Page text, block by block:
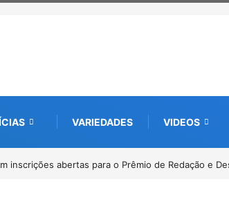
VARIEDADES VIDEOS
caminha pelos 20 anos da Lei Maria da Penha